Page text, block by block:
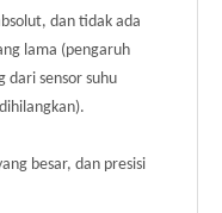
dan tidak ada
lama (pengaruh
dari sensor suhu
besar, dan presisi